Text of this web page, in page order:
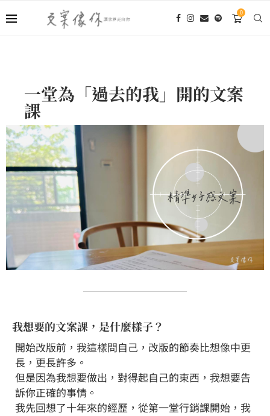
0
一堂為「過去的我」開的文案
課
我想要的文案課，是什麼樣子？
開始改版前，我這樣問自己，改版的節奏比想像中更
長，更長許多。
但是因為我想要做出，對得起自己的東西，我想要告
訴你正確的事情。
我先回想了十年來的經歷，從第一堂行銷課開始，我